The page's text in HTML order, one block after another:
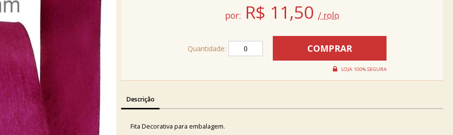
por: R$ 11,50 / rolo
Quantidade:
Descrição
Fita Decorativa para embalagem.